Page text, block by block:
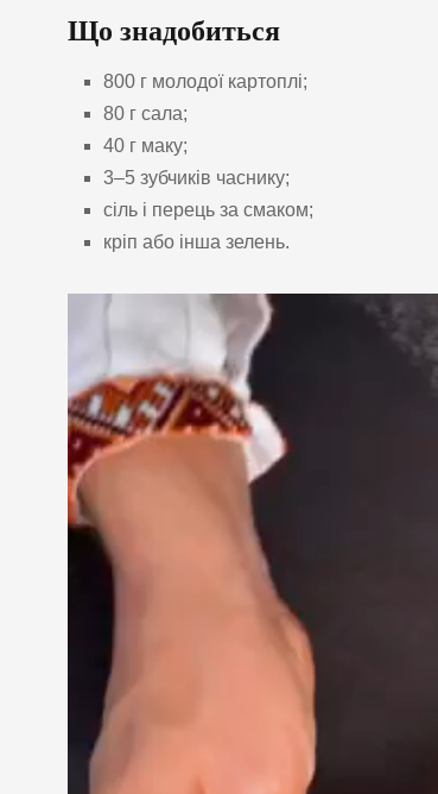
Що знадобиться
800 г молодої картоплі;
80 г сала;
40 г маку;
3–5 зубчиків часнику;
сіль і перець за смаком;
кріп або інша зелень.